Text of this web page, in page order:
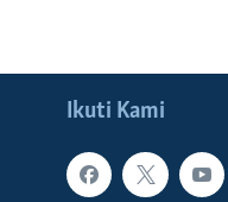
Ikuti Kami